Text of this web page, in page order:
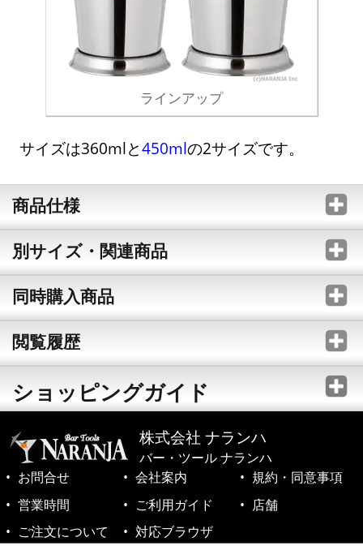
ラインアップ
サイズは360mlと450mlの2サイズです。
商品仕様
別サイズ・関連商品
同時購入商品
閲覧履歴
ショッピングガイド
株式会社 ナランハ
バー・ツール ナランハ
お問合せ
会社案内
規約・同意事項
営業時間
ご利用ガイド
店舗
ご注文について
対応ブラウザ